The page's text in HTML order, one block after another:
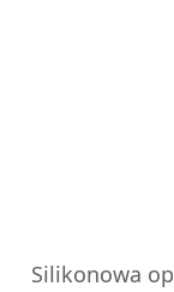
Silikonowa